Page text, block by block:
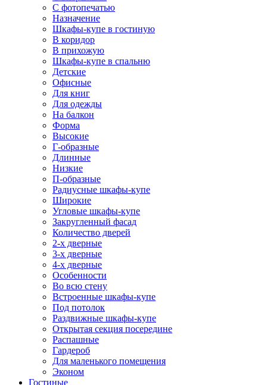
С фотопечатью
Назначение
Шкафы-купе в гостиную
В коридор
В прихожую
Шкафы-купе в спальню
Детские
Офисные
Для книг
Для одежды
На балкон
Форма
Высокие
Г-образные
Длинные
Низкие
П-образные
Радиусные шкафы-купе
Широкие
Угловые шкафы-купе
Закругленный фасад
Количество дверей
2-х дверные
3-х дверные
4-х дверные
Особенности
Во всю стену
Встроенные шкафы-купе
Под потолок
Раздвижные шкафы-купе
Открытая секция посередине
Распашные
Гардероб
Для маленького помещения
Эконом
Гостиные